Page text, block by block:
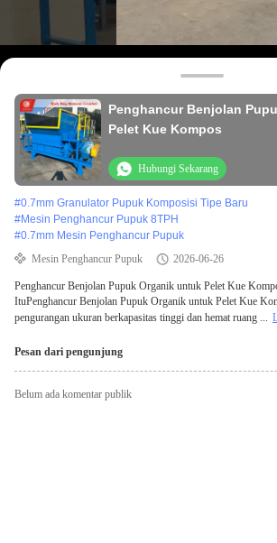
Penghancur Benjolan
Pelet Kue Kompos
Hubungi Sekarang
#0.7mm Granulator Pupuk Komposisi Tipe Baru
#Mesin Penghancur Pupuk 8TPH
#0.7mm Mesin Penghancur Pupuk
Mesin Penghancur Pupuk
2026-06-26
Penghancur Benjolan Pupuk Organik untuk Pelet Kue
ItuPenghancur Benjolan Pupuk Organik untuk Pelet Kue
pengurangan ukuran berkapasitas tinggi dan hemat ruang ...
Pesan dari pengunjung
Belum ada komentar publik